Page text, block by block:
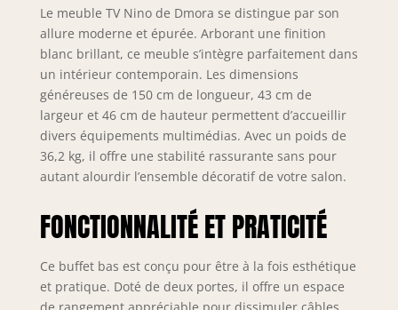
environnements
avec des exigences
d'espace
STRUCTURE ET
UTILISATION: La
simplicité de ce
modèle moderne
et intemporel le
rend parfait pour
du plus classique
La composition de
la structure avec
deux portes
Le meuble TV Nino de Dmora se distingue par son
allure moderne et épurée. Arborant une finition
blanc brillant, ce meuble s’intègre parfaitement dans
un intérieur contemporain. Les dimensions
généreuses de 150 cm de longueur, 43 cm de
largeur et 46 cm de hauteur permettent d’accueillir
divers équipements multimédias. Avec un poids de
36,2 kg, il offre une stabilité rassurante sans pour
autant alourdir l’ensemble décoratif de votre salon.
FONCTIONNALITÉ ET PRATICITÉ
Ce buffet bas est conçu pour être à la fois esthétique
et pratique. Doté de deux portes, il offre un espace